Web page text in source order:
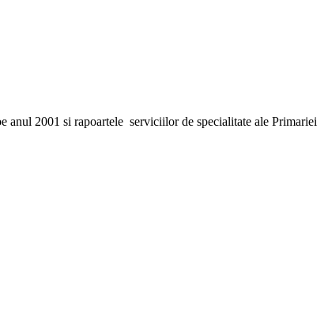
2001 si rapoartele serviciilor de specialitate ale Primariei